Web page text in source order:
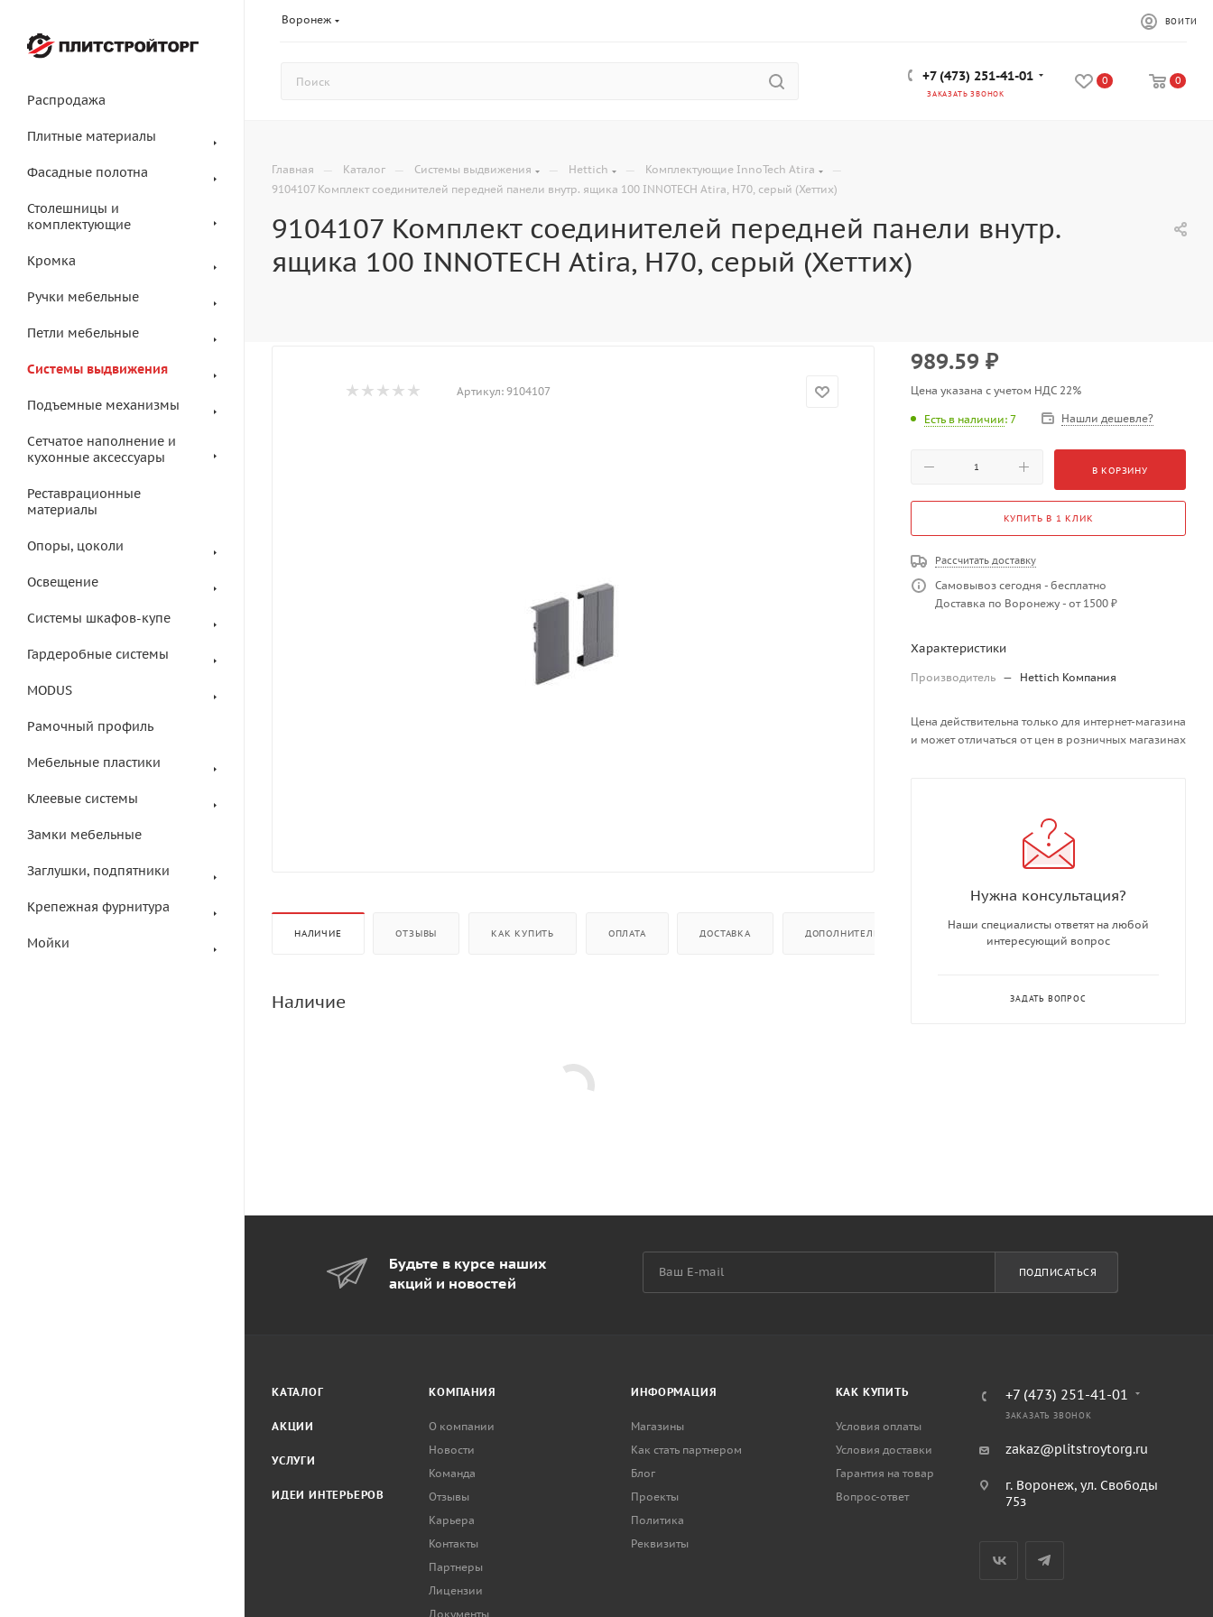
Воронеж ВОЙТИ
+7 (473) 251-41-01
ЗАКАЗАТЬ ЗВОНОК
0 0
Распродажа
Плитные материалы
Фасадные полотна
Столешницы и
комплектующие
Кромка
Ручки мебельные
Петли мебельные
Системы выдвижения
Подъемные механизмы
Сетчатое наполнение и
кухонные аксессуары
Реставрационные
материалы
Опоры, цоколи
Освещение
Системы шкафов-купе
Гардеробные системы
MODUS
Рамочный профиль
Мебельные пластики
Клеевые системы
Замки мебельные
Заглушки, подпятники
Крепежная фурнитура
Мойки
Главная — Каталог — Системы выдвижения — Hettich — Комплектующие InnoTech Atira —
9104107 Комплект соединителей передней панели внутр. ящика 100 INNOTECH Atira, H70, серый (Хеттих)
9104107 Комплект соединителей передней панели внутр.
ящика 100 INNOTECH Atira, H70, серый (Хеттих)
Артикул: 9104107
НАЛИЧИЕ ОТЗЫВЫ КАК КУПИТЬ ОПЛАТА ДОСТАВКА ДОПОЛНИТЕЛЬНО
Наличие
989.59 ₽
Цена указана с учетом НДС 22%
Есть в наличии: 7 Нашли дешевле?
В КОРЗИНУ
КУПИТЬ В 1 КЛИК
Рассчитать доставку
Самовывоз сегодня - бесплатно
Доставка по Воронежу - от 1500 ₽
Характеристики
Производитель — Hettich Компания
Цена действительна только для интернет-магазина
и может отличаться от цен в розничных магазинах
Нужна консультация?
Наши специалисты ответят на любой
интересующий вопрос
ЗАДАТЬ ВОПРОС
Будьте в курсе наших
акций и новостей
ПОДПИСАТЬСЯ
КАТАЛОГ
АКЦИИ
УСЛУГИ
ИДЕИ ИНТЕРЬЕРОВ
КОМПАНИЯ
О компании
Новости
Команда
Отзывы
Карьера
Контакты
Партнеры
Лицензии
Документы
ИНФОРМАЦИЯ
Магазины
Как стать партнером
Блог
Проекты
Политика
Реквизиты
КАК КУПИТЬ
Условия оплаты
Условия доставки
Гарантия на товар
Вопрос-ответ
+7 (473) 251-41-01
ЗАКАЗАТЬ ЗВОНОК
zakaz@plitstroytorg.ru
г. Воронеж, ул. Свободы
75з